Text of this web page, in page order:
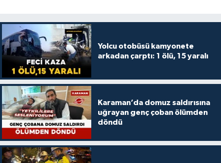
Yolcu otobüsü kamyonete
arkadan çarptı: 1 ölü, 15 yaralı
Karaman’da domuz saldırısına
uğrayan genç çoban ölümden
döndü